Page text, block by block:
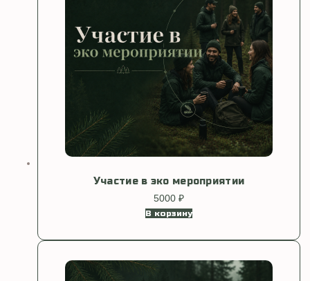
можно
выбрать
на
странице
товара.
Участие в эко мероприятии
5000 ₽
В корзину